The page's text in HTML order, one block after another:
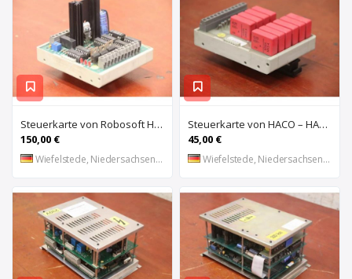
Steuerkarte von Robosoft HACO – HACC 013 PPES 30135
150,00 €
Wiefelstede, Niedersachsen, DE
Steuerkarte von HACO – HACE 032 PPES 30135
45,00 €
Wiefelstede, Niedersachsen, DE